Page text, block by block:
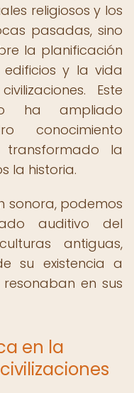
religiosos y los
pasadas, sino
la planificación
y la vida
Este
ha ampliado
conocimiento
la
la historia.
sonora, podemos
auditivo del
antiguas,
su existencia a
en sus
en la